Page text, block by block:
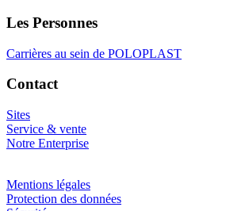
Les Personnes
Carrières au sein de POLOPLAST
Contact
Sites
Service & vente
Notre Enterprise
Mentions légales
Protection des données